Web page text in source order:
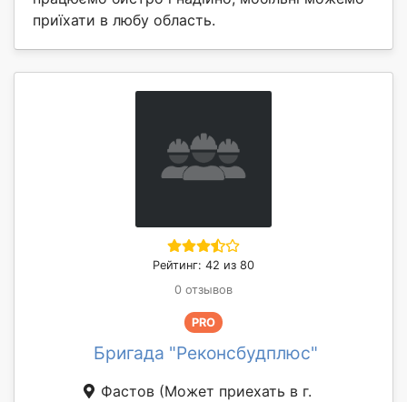
приїхати в любу область.
Рейтинг: 42 из 80
0 отзывов
PRO
Бригада "Реконсбудплюс"
Фастов (Может приехать в г.